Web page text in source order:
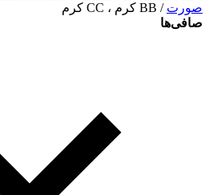
صورت / BB کرم ، CC کرم
صافی‌ها